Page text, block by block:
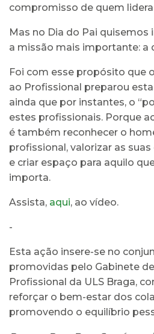
compromisso de quem
Mas no Dia do Pai quisemos
a missão mais importante: a
Foi com esse propósito que
ao Profissional preparou
ainda que por instantes, o
estes profissionais. Porque
é também reconhecer o
profissional, valorizar as
e criar espaço para aquilo
importa.
Assista, aqui, ao vídeo.
-
Esta ação insere-se no
promovidas pelo Gabinete
Profissional da ULS Braga,
reforçar o bem-estar dos
promovendo o equilíbrio